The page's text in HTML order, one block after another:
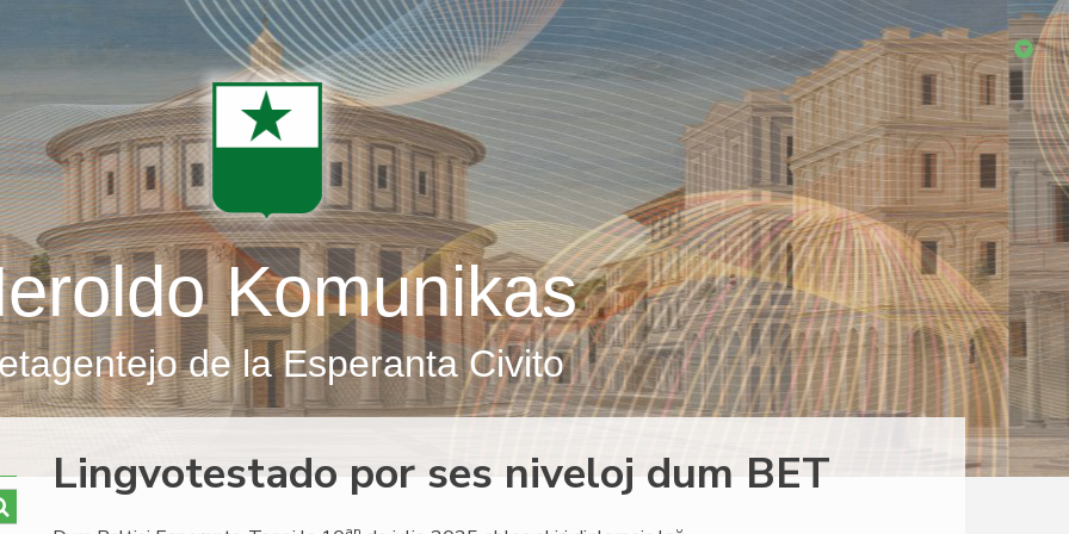
Komunikas
de la Esperanta Civito
Lingvotestado por ses niveloj dum BET